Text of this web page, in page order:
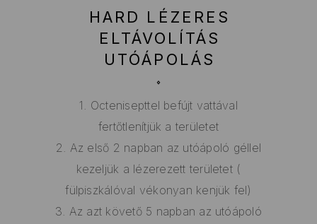
HARD LÉZERES
ELTÁVOLÍTÁS
UTÓÁPOLÁS
1. Octenisepttel befújt vattával
fertőtlenítjük a területet
2. Az első 2 napban az utóápoló géllel
kezeljük a lézerezett területet (
fülpiszkálóval vékonyan kenjük fel)
3. Az azt követő 5 napban az utóápoló